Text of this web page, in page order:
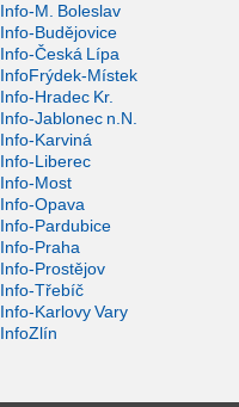
Info-M. Boleslav
Info-Budějovice
Info-Česká Lípa
InfoFrýdek-Místek
Info-Hradec Kr.
Info-Jablonec n.N.
Info-Karviná
Info-Liberec
Info-Most
Info-Opava
Info-Pardubice
Info-Praha
Info-Prostějov
Info-Třebíč
Info-Karlovy Vary
InfoZlín